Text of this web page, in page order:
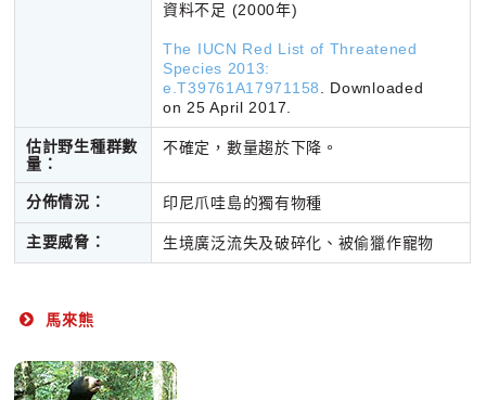
資料不足 (2000年)
The IUCN Red List of Threatened
Species 2013:
e.T39761A17971158
. Downloaded
on 25 April 2017.
估計野生種群數
量：
不確定，數量趨於下降。
分佈情況： 印尼爪哇島的獨有物種
主要威脅： 生境廣泛流失及破碎化、被偷獵作寵物
馬來熊